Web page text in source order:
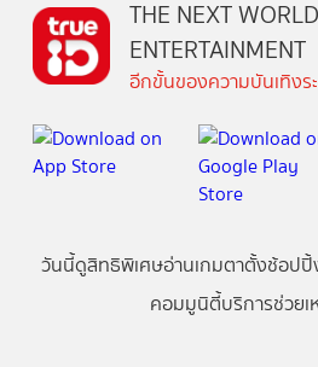
THE NEXT
ENTERTAINMENT
อีกขั้นของความบันเทิงร
วันนี้ดูสิทธิพิเศษอ่านเกมตาตั้งช้อปปิ้
คอมมูนิตี้บริการช่วยเ